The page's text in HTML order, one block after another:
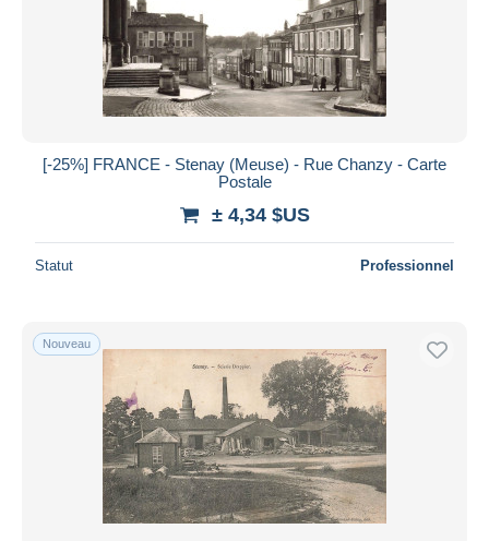
[-25%] FRANCE - Stenay (Meuse) - Rue Chanzy - Carte
Postale
± 4,34 $US
Statut Professionnel
Nouveau